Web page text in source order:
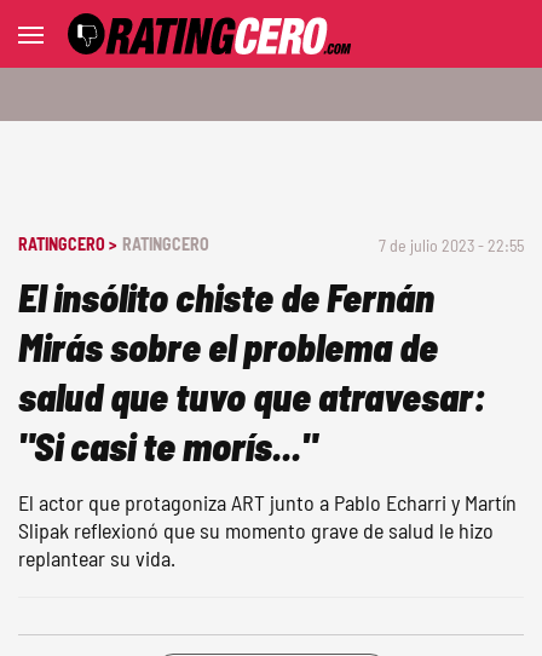
RATINGCERO > RATINGCERO 7 de julio 2023 - 22:55
El insólito chiste de Fernán
Mirás sobre el problema de
salud que tuvo que atravesar:
"Si casi te morís..."
El actor que protagoniza ART junto a Pablo Echarri y Martín
Slipak reflexionó que su momento grave de salud le hizo
replantear su vida.